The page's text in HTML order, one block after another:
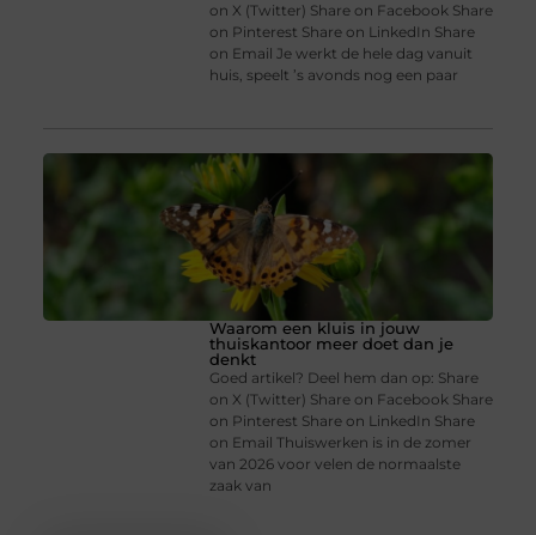
on X (Twitter) Share on Facebook Share
on Pinterest Share on LinkedIn Share
on Email Je werkt de hele dag vanuit
huis, speelt ’s avonds nog een paar
Waarom een kluis in jouw
thuiskantoor meer doet dan je
denkt
Goed artikel? Deel hem dan op: Share
on X (Twitter) Share on Facebook Share
on Pinterest Share on LinkedIn Share
on Email Thuiswerken is in de zomer
van 2026 voor velen de normaalste
zaak van